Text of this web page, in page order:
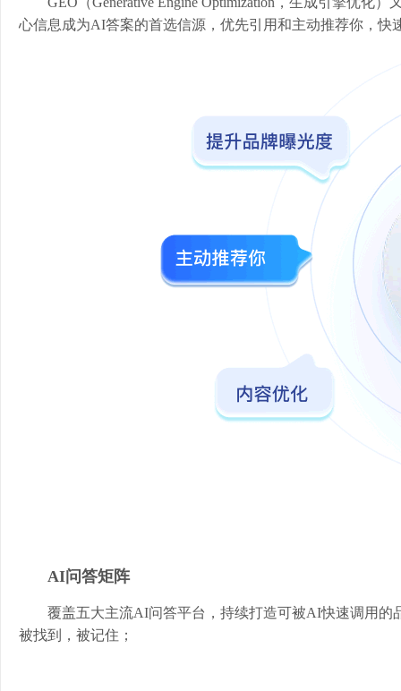
心信息成为AI答案的首选信源，优先引用和主动推荐你，
AI问答矩阵
覆盖五大主流AI问答平台，持续打造可被AI快速调用
被找到，被记住；